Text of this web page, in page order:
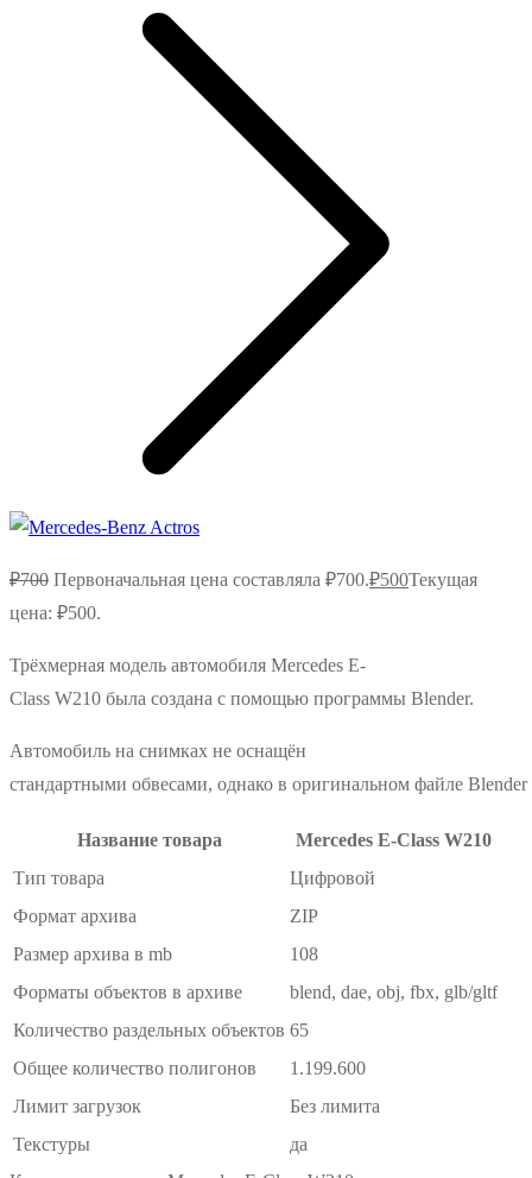
₽700 Первоначальная цена составляла ₽700.₽500Текущая
цена: ₽500.
Трёхмерная модель автомобиля Mercedes E-
Class W210 была создана с помощью программы Blender.
Автомобиль на снимках не оснащён
стандартными обвесами, однако в оригинальном файле Blender
Название товара
Mercedes E-Class W210
Тип товара
Цифровой
Формат архива
ZIP
Размер архива в mb
108
Форматы объектов в архиве
blend, dae, obj, fbx, glb/gltf
Количество раздельных объектов 65
Общее количество полигонов
1.199.600
Лимит загрузок
Без лимита
Текстуры
да